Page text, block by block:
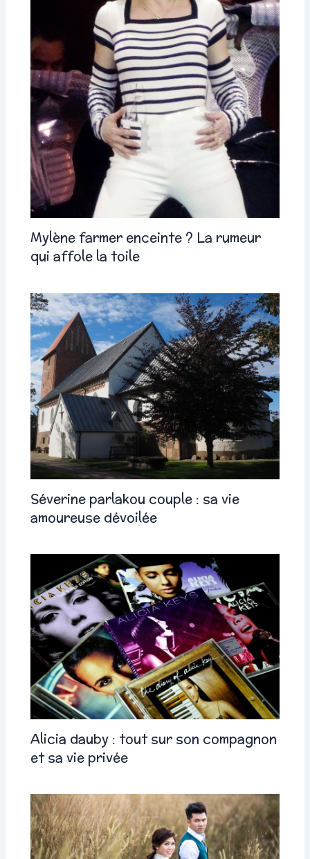
Mylène farmer enceinte ? La rumeur
qui affole la toile
Séverine parlakou couple : sa vie
amoureuse dévoilée
Alicia dauby : tout sur son compagnon
et sa vie privée